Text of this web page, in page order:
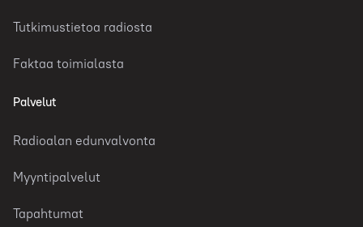
Tutkimustietoa radiosta
Faktaa toimialasta
Palvelut
Radioalan edunvalvonta
Myyntipalvelut
Tapahtumat